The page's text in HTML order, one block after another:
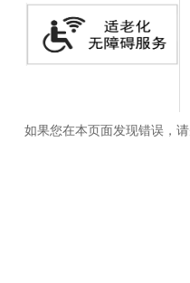
如果您在本页面发现错误，